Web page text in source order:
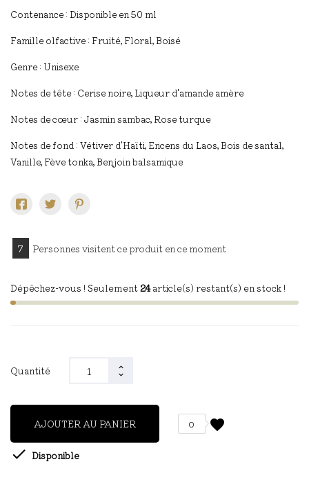
Contenance : Disponible en 50 ml
Famille olfactive : Fruité, Floral, Boisé​
Genre : Unisexe​
Notes de tête : Cerise noire, Liqueur d'amande amère​
Notes de cœur : Jasmin sambac, Rose turque​
Notes de fond : Vétiver d'Haïti, Encens du Laos, Bois de santal,
Vanille, Fève tonka, Benjoin balsamique
7 Personnes visitent ce produit en ce moment
Dépêchez-vous ! Seulement24article(s) restant(s) en stock !
Quantité
AJOUTER AU PANIER favorite
0
 Disponible